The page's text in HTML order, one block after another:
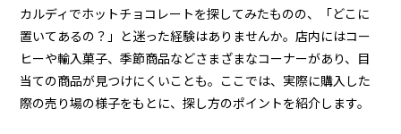
カルディでホットチョコレートを探してみたものの、「どこに
置いてあるの？」と迷った経験はありませんか。店内にはコー
ヒーや輸入菓子、季節商品などさまざまなコーナーがあり、目
当ての商品が見つけにくいことも。ここでは、実際に購入した
際の売り場の様子をもとに、探し方のポイントを紹介します。